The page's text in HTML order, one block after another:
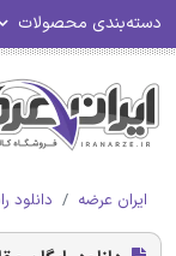
دسته‌بندی محصولات
ایران عرضه دانلود